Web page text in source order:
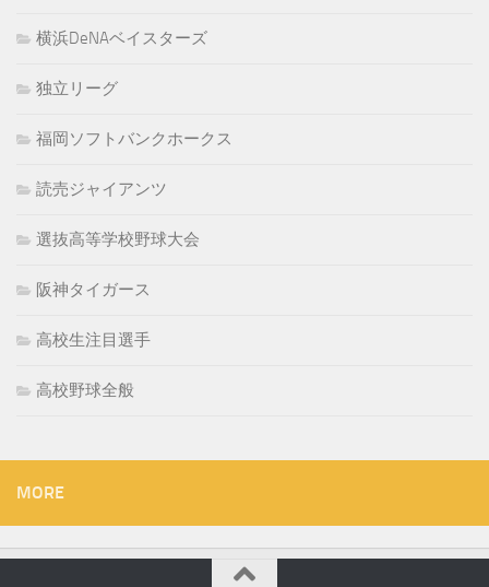
横浜DeNAベイスターズ
独立リーグ
福岡ソフトバンクホークス
読売ジャイアンツ
選抜高等学校野球大会
阪神タイガース
高校生注目選手
高校野球全般
MORE